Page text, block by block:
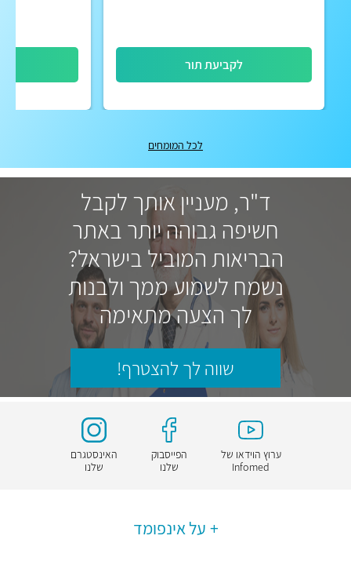
לקביעת תור
לכל המומחים
ד"ר, מעניין אותך לקבל
חשיפה גבוהה יותר באתר
הבריאות המוביל בישראל?
נשמח לשמוע ממך ולבנות
לך הצעה מתאימה
שווה לך להצטרף!
ערוץ הוידאו של
Infomed
הפייסבוק
שלנו
האינסטגרם
שלנו
על אינפומד